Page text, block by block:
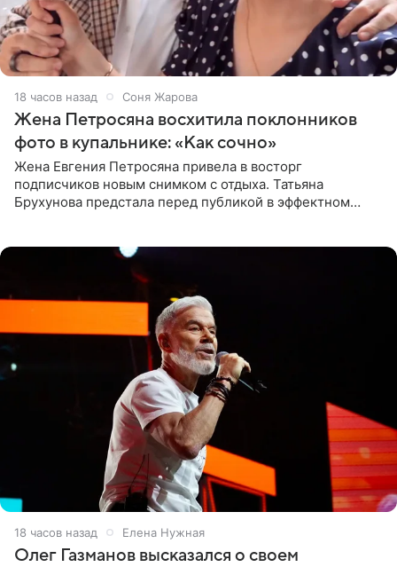
18 часов назад Соня Жарова
Жена Петросяна восхитила поклонников
фото в купальнике: «Как сочно»
Жена Евгения Петросяна привела в восторг
подписчиков новым снимком с отдыха. Татьяна
Брухунова предстала перед публикой в эффектном
18 часов назад Елена Нужная
Олег Газманов высказался о своем